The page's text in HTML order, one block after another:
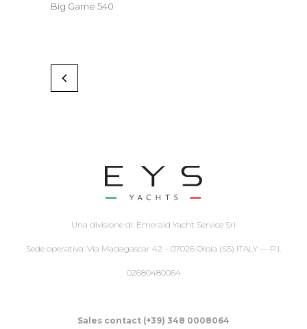
Big Game 540
Una divisione di: Emerald Yacht Service Srl
Sede operativa: Via Madagascar 42 – 07026 Olbia (SS) ITALY — P.I.
02680480064
Sales contact (+39) 348 0008064